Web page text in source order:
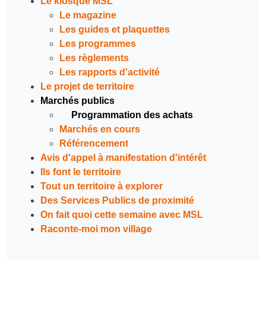
Le magazine
Les guides et plaquettes
Les programmes
Les règlements
Les rapports d'activité
Le projet de territoire
Marchés publics
Programmation des achats
Marchés en cours
Référencement
Avis d'appel à manifestation d'intérêt
Ils font le territoire
Tout un territoire à explorer
Des Services Publics de proximité
On fait quoi cette semaine avec MSL
Raconte-moi mon village